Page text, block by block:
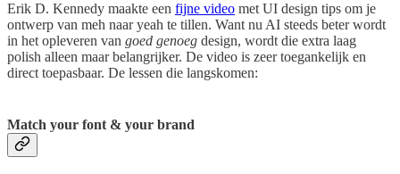
Erik D. Kennedy maakte een fijne video met UI design tips om je
ontwerp van meh naar yeah te tillen. Want nu AI steeds beter wordt
in het opleveren van goed genoeg design, wordt die extra laag
polish alleen maar belangrijker. De video is zeer toegankelijk en
direct toepasbaar. De lessen die langskomen:
Match your font & your brand